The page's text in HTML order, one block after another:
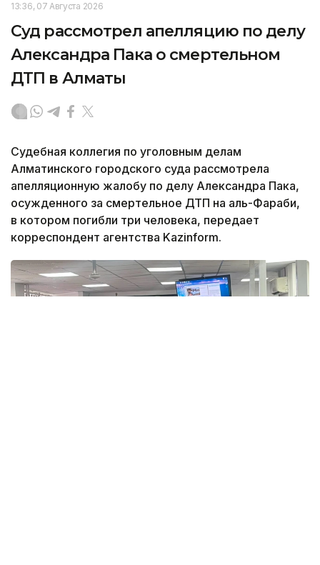
13:36, 07 Августа 2026
Суд рассмотрел апелляцию по делу
Александра Пака о смертельном
ДТП в Алматы
Судебная коллегия по уголовным делам
Алматинского городского суда рассмотрела
апелляционную жалобу по делу Александра Пака,
осужденного за смертельное ДТП на аль-Фараби,
в котором погибли три человека, передает
корреспондент агентства Kazinform.